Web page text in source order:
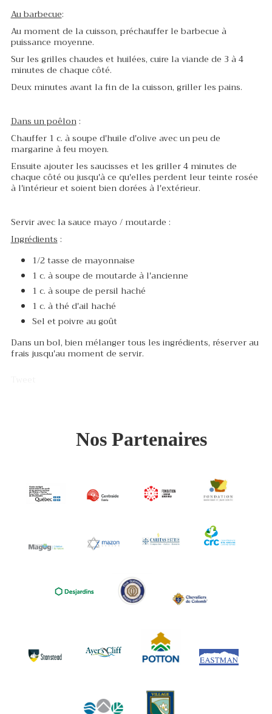
Au barbecue:
Au moment de la cuisson, préchauffer le barbecue à
puissance moyenne.
Sur les grilles chaudes et huilées, cuire la viande de 3 à 4
minutes de chaque côté.
Deux minutes avant la fin de la cuisson, griller les pains.
Dans un poêlon:
Chauffer 1 c. à soupe d'huile d'olive avec un peu de
margarine à feu moyen.
Ensuite ajouter les saucisses et les griller 4 minutes de
chaque côté ou jusqu'à ce qu'elles perdent leur teinte rosée
à l'intérieur et soient bien dorées à l'extérieur.
Servir avec la sauce mayo / moutarde :
Ingrédients:
1/2 tasse de mayonnaise
1 c. à soupe de moutarde à l'ancienne
1 c. à soupe de persil haché
1 c. à thé d'ail haché
Sel et poivre au goût
Dans un bol, bien mélanger tous les ingrédients, réserver au
frais jusqu'au moment de servir.
Nos Partenaires